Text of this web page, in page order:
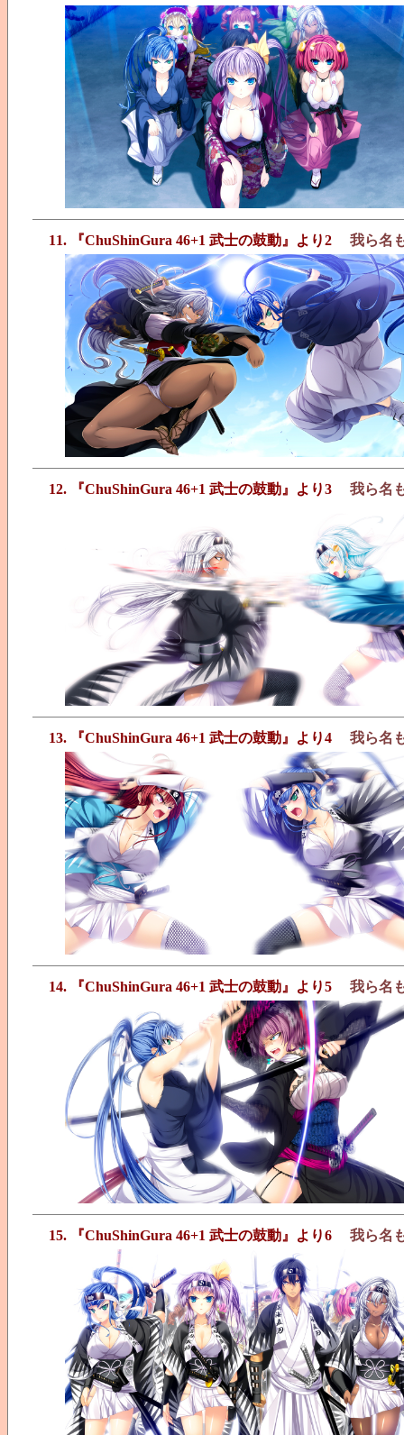
11. 『ChuShinGura 46+1 武士の鼓動』より2 我ら名
12. 『ChuShinGura 46+1 武士の鼓動』より3 我ら名
13. 『ChuShinGura 46+1 武士の鼓動』より4 我ら名
14. 『ChuShinGura 46+1 武士の鼓動』より5 我ら名
15. 『ChuShinGura 46+1 武士の鼓動』より6 我ら名